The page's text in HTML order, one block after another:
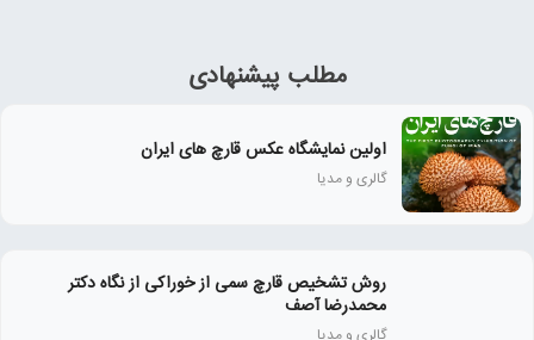
مطلب پیشنهادی
اولین نمایشگاه عکس قارچ های ایران
گالری و مدیا
روش تشخیص قارچ سمی از خوراکی از نگاه دکتر
محمدرضا آصف